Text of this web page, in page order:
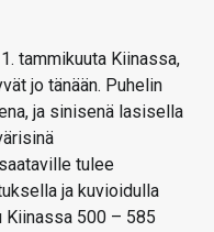
tammikuuta Kiinassa,
jo tänään. Puhelin
ja sinisenä lasisella
tulee
ja kuvioidulla
Kiinassa 500 – 585